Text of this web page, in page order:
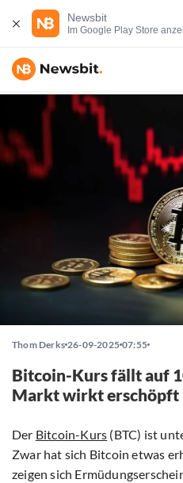
Newsbit
Im Google Play Store
Thom Derks 26-09-2025 07:55
Bitcoin-Kurs fällt auf
Markt wirkt erschöpft
Der Bitcoin-Kurs (BTC) ist
Zwar hat sich Bitcoin etwas
zeigen sich